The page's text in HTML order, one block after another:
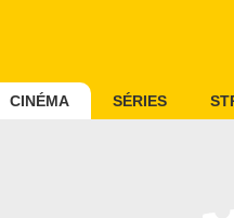
CINÉMA SÉRIES